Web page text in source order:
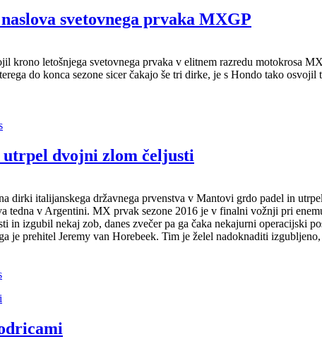
svetovnega prvaka MXGP
krono letošnjega svetovnega prvaka v elitnem razredu motokrosa
do konca sezone sicer čakajo še tri dirke, je s Hondo tako
dvojni zlom čeljusti
dirki italijanskega državnega prvenstva v Mantovi grdo padel in
tedna v Argentini. MX prvak sezone 2016 je v finalni vožnji pri
in izgubil nekaj zob, danes zvečer pa ga čaka nekajurni operacijski
je prehitel Jeremy van Horebeek. Tim je želel nadoknaditi